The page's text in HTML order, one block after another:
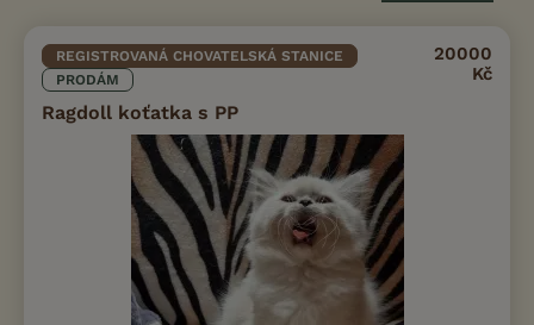
REGISTROVANÁ CHOVATELSKÁ STANICE
PRODÁM
Ragdoll koťatka s PP
20000
Kč